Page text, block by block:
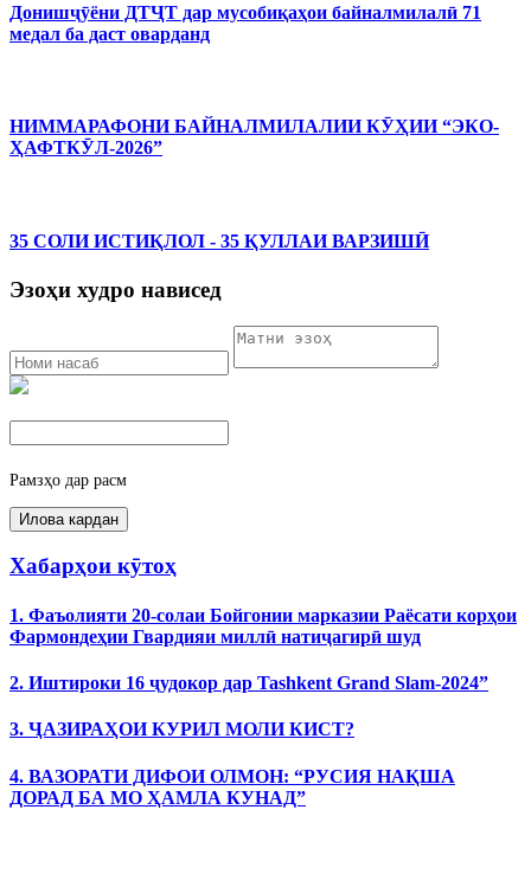
Донишҷӯёни ДТҶТ дар мусобиқаҳои байналмилалӣ 71
медал ба даст оварданд
НИММАРАФОНИ БАЙНАЛМИЛАЛИИ КӮҲИИ “ЭКО-
ҲАФТКӮЛ-2026”
35 СОЛИ ИСТИҚЛОЛ - 35 ҚУЛЛАИ ВАРЗИШӢ
Эзоҳи худро нависед
Рамзҳо дар расм
Хабарҳои кӯтоҳ
1. Фаъолияти 20-солаи Бойгонии марказии Раёсати корҳои
Фармондеҳии Гвардияи миллӣ натиҷагирӣ шуд
2. Иштироки 16 ҷудокор дар Tashkent Grand Slam-2024”
3. ҶАЗИРАҲОИ КУРИЛ МОЛИ КИСТ?
4. ВАЗОРАТИ ДИФОИ ОЛМОН: “РУСИЯ НАҚША
ДОРАД БА МО ҲАМЛА КУНАД”